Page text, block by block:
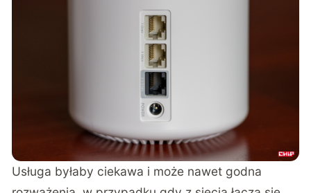
Usługa byłaby ciekawa i może nawet godna